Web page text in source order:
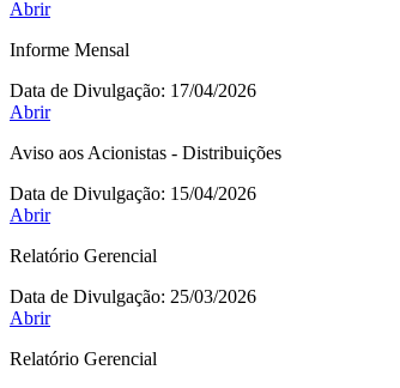
Abrir
Informe Mensal
Data de Divulgação: 17/04/2026
Abrir
Aviso aos Acionistas - Distribuições
Data de Divulgação: 15/04/2026
Abrir
Relatório Gerencial
Data de Divulgação: 25/03/2026
Abrir
Relatório Gerencial